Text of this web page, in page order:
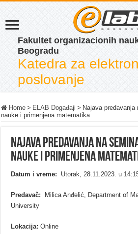
Fakultet organizacionih
Beogradu
Katedra za
poslovanje
Home > ELAB Događaji > Najava
nauke i primenjena matematika
Najava predavanja na
nauke i primenjena
Datum i vreme: Utorak, 28.11.2023. u
Predavač: Milica Anđelić, Department of
University
Lokacija: Online